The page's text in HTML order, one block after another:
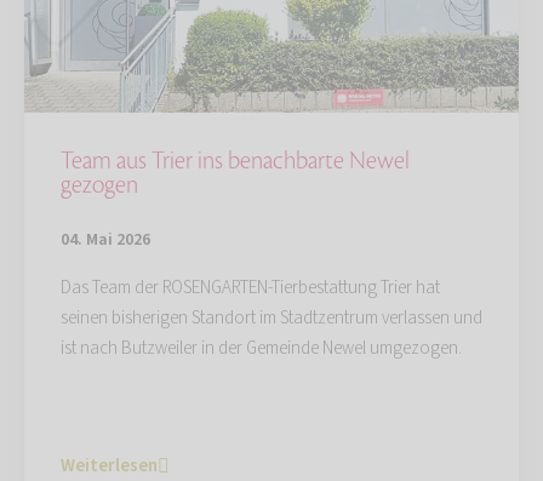
Team aus Trier ins benachbarte Newel
gezogen
04. Mai 2026
Das Team der ROSENGARTEN-Tierbestattung Trier hat
seinen bisherigen Standort im Stadtzentrum verlassen und
ist nach Butzweiler in der Gemeinde Newel umgezogen.
Weiterlesen